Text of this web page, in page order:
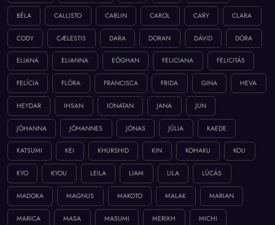
BÉLA CALLISTO CARLIN CAROL CARY CLARA
CODY CÆLESTIS DARA DORAN DÁVID DÓRA
ELIANA ELIANNA EÓGHAN FELICIANA FELICITÁS
FELÍCIA FLÓRA FRANCISCA FRIDA GINA HEVA
HEYDAR IHSAN IONATAN JANA JUN
JÓHANNA JÓHANNES JÓNAS JÚLIA KAEDE
KATSUMI KEI KHURSHID KIN KOHAKU KOU
KYO KYOU LEILA LIAM LILA LÚCÁS
MADOKA MAGNUS MAKOTO MALAK MARIAN
MARICA MASA MASUMI MERIKH MICHI